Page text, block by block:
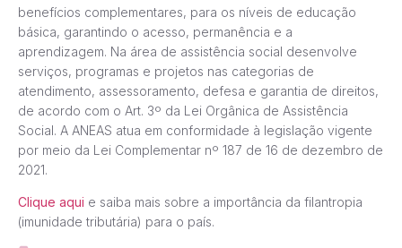
benefícios complementares, para os níveis de educação
básica, garantindo o acesso, permanência e a
aprendizagem. Na área de assistência social desenvolve
serviços, programas e projetos nas categorias de
atendimento, assessoramento, defesa e garantia de direitos,
de acordo com o Art. 3º da Lei Orgânica de Assistência
Social. A ANEAS atua em conformidade à legislação vigente
por meio da Lei Complementar nº 187 de 16 de dezembro de
2021.
Clique aqui e saiba mais sobre a importância da filantropia
(imunidade tributária) para o país.